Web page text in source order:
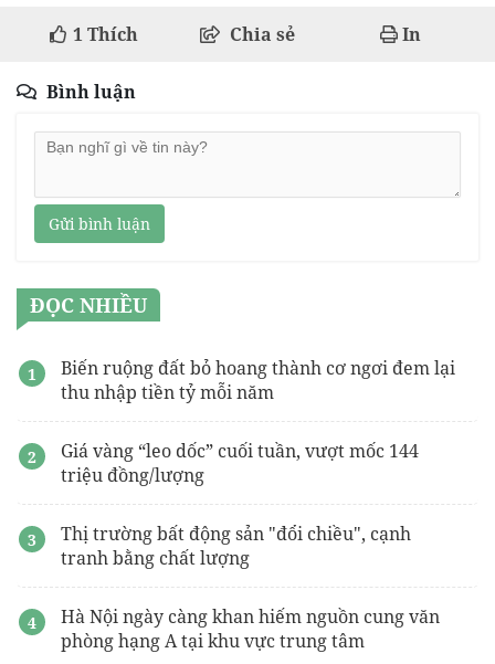
1 Thích Chia sẻ In
Bình luận
Gửi bình luận
ĐỌC NHIỀU
Biến ruộng đất bỏ hoang thành cơ ngơi đem lại
thu nhập tiền tỷ mỗi năm
Giá vàng “leo dốc” cuối tuần, vượt mốc 144
triệu đồng/lượng
Thị trường bất động sản "đổi chiều", cạnh
tranh bằng chất lượng
Hà Nội ngày càng khan hiếm nguồn cung văn
phòng hạng A tại khu vực trung tâm